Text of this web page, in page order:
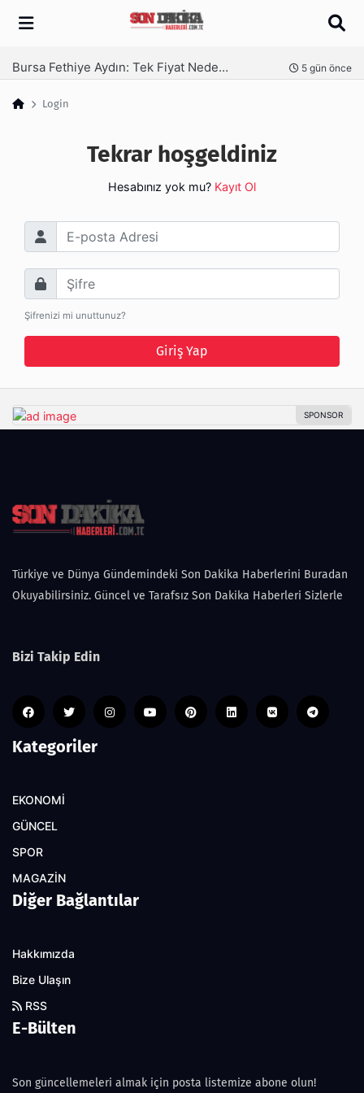
Arama
Bursa Fethiye Aydın: Tek Fiyat Neden Yetmez | Ufuksoy Nakliyat A.Ş 5 gün önce
Login
Tekrar hoşgeldiniz
Hesabınız yok mu? Kayıt Ol
E-posta Adresi
Şifre
Şifrenizi mi unuttunuz?
Giriş Yap
Türkiye ve Dünya Gündemindeki Son Dakika Haberlerini Buradan
Okuyabilirsiniz. Güncel ve Tarafsız Son Dakika Haberleri Sizlerle
Bizi Takip Edin
Kategoriler
EKONOMİ
GÜNCEL
SPOR
MAGAZİN
Diğer Bağlantılar
Hakkımızda
Bize Ulaşın
RSS
E-Bülten
Son güncellemeleri almak için posta listemize abone olun!